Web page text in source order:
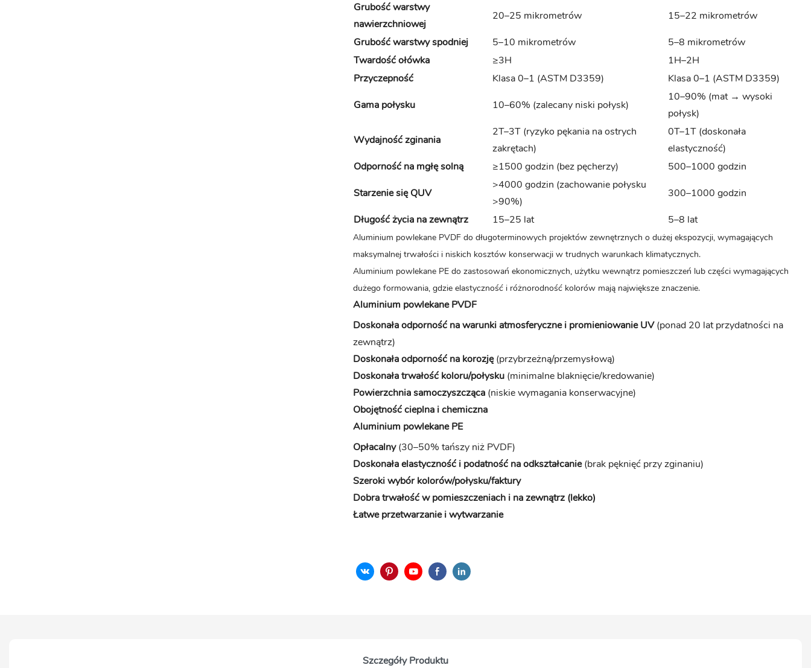
Grubość warstwy
nawierzchniowej
20–25 mikrometrów
15–22 mikrometrów
Grubość warstwy spodniej
5–10 mikrometrów
5–8 mikrometrów
Twardość ołówka
≥3H
1H–2H
Przyczepność
Klasa 0–1 (ASTM D3359)
Klasa 0–1 (ASTM D3359)
Gama połysku
10–60% (zalecany niski połysk)
10–90% (mat → wysoki
połysk)
Wydajność zginania
2T–3T (ryzyko pękania na ostrych
zakrętach)
0T–1T (doskonała
elastyczność)
Odporność na mgłę solną
≥1500 godzin (bez pęcherzy)
500–1000 godzin
Starzenie się QUV
>4000 godzin (zachowanie połysku
>90%)
300–1000 godzin
Długość życia na zewnątrz
15–25 lat 5–8 lat
Aluminium powlekane PVDF do długoterminowych projektów zewnętrznych o dużej ekspozycji, wymagających
maksymalnej trwałości i niskich kosztów konserwacji w trudnych warunkach klimatycznych.
Aluminium powlekane PE do zastosowań ekonomicznych, użytku wewnątrz pomieszczeń lub części wymagających
dużego formowania, gdzie elastyczność i różnorodność kolorów mają największe znaczenie.
Aluminium powlekane PVDF
Doskonała odporność na warunki atmosferyczne i promieniowanie UV(ponad 20 lat przydatności na
zewnątrz)
Doskonała odporność na korozję(przybrzeżną/przemysłową)
Doskonała trwałość koloru/połysku (minimalne blaknięcie/kredowanie)
Powierzchnia samoczyszcząca (niskie wymagania konserwacyjne)
Obojętność cieplna i chemiczna
Aluminium powlekane PE
Opłacalny(30–50% tańszy niż PVDF)
Doskonała elastyczność i podatność na odkształcanie(brak pęknięć przy zginaniu)
Szeroki wybór kolorów/połysku/faktury
Dobra trwałość w pomieszczeniach i na zewnątrz (lekko)
Łatwe przetwarzanie i wytwarzanie
Szczegóły Produktu